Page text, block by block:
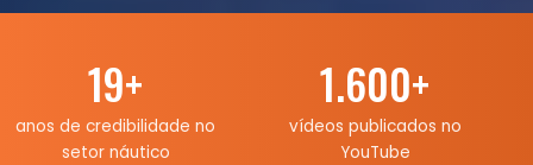
19+
anos de credibilidade no
setor náutico
1.600+
vídeos publicados no
YouTube